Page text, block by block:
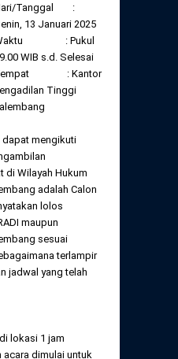
Tanggal :
13 Januari 2025
: Pukul
WIB s.d. Selesai
: Kantor
Tinggi
dapat mengikuti
di Wilayah Hukum
adalah Calon
lolos
maupun
sesuai
terlampir
jadwal yang telah
lokasi 1 jam
acara dimulai untuk